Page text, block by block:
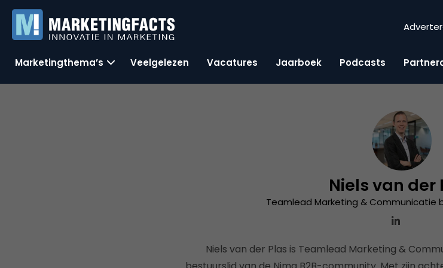
Marketingthema’s Veelgelezen Vacatures Jaarboek Podcasts
Niels van der
Teamlead Marketing & Communicatie
Niels van der Plas is Teamlead Marketing &